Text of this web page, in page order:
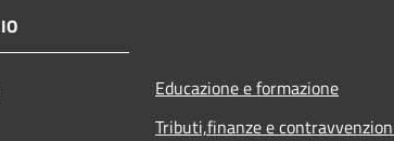
Educazione e formazione
Tributi,finanze e